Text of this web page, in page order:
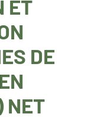
ET
DE
NET